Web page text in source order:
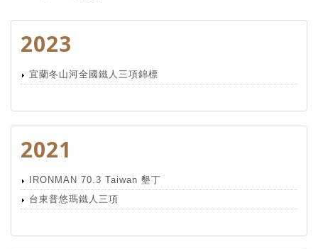
2023
宜蘭冬山河全國鐵人三項錦標
2021
IRONMAN 70.3 Taiwan 墾丁
台東普悠瑪鐵人三項